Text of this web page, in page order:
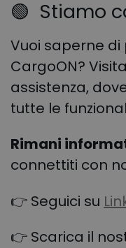
🟢 Stiamo
Vuoi saperne
CargoON?
assistenza,
tutte le
Rimani
connettiti con
👉 Seguici su
👉 Scarica il